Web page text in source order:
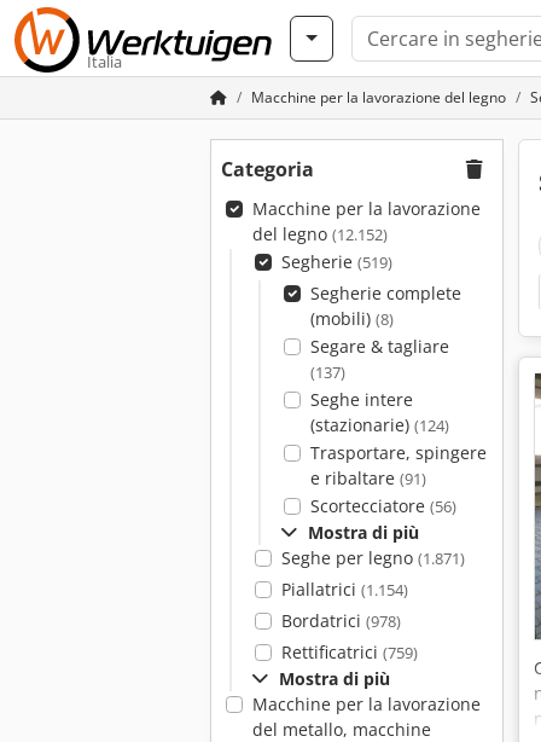
Italia
Macchine per la lavorazione del legno
Categoria
Macchine per la lavorazione
del legno (12.152)
Segherie (519)
Segherie complete
(mobili) (8)
Segare & tagliare
(137)
Seghe intere
(stazionarie) (124)
Trasportare, spingere
e ribaltare (91)
Scortecciatore (56)
Mostra di più
Seghe per legno (1.871)
Piallatrici (1.154)
Bordatrici (978)
Rettificatrici (759)
Mostra di più
Macchine per la lavorazione
del metallo, macchine